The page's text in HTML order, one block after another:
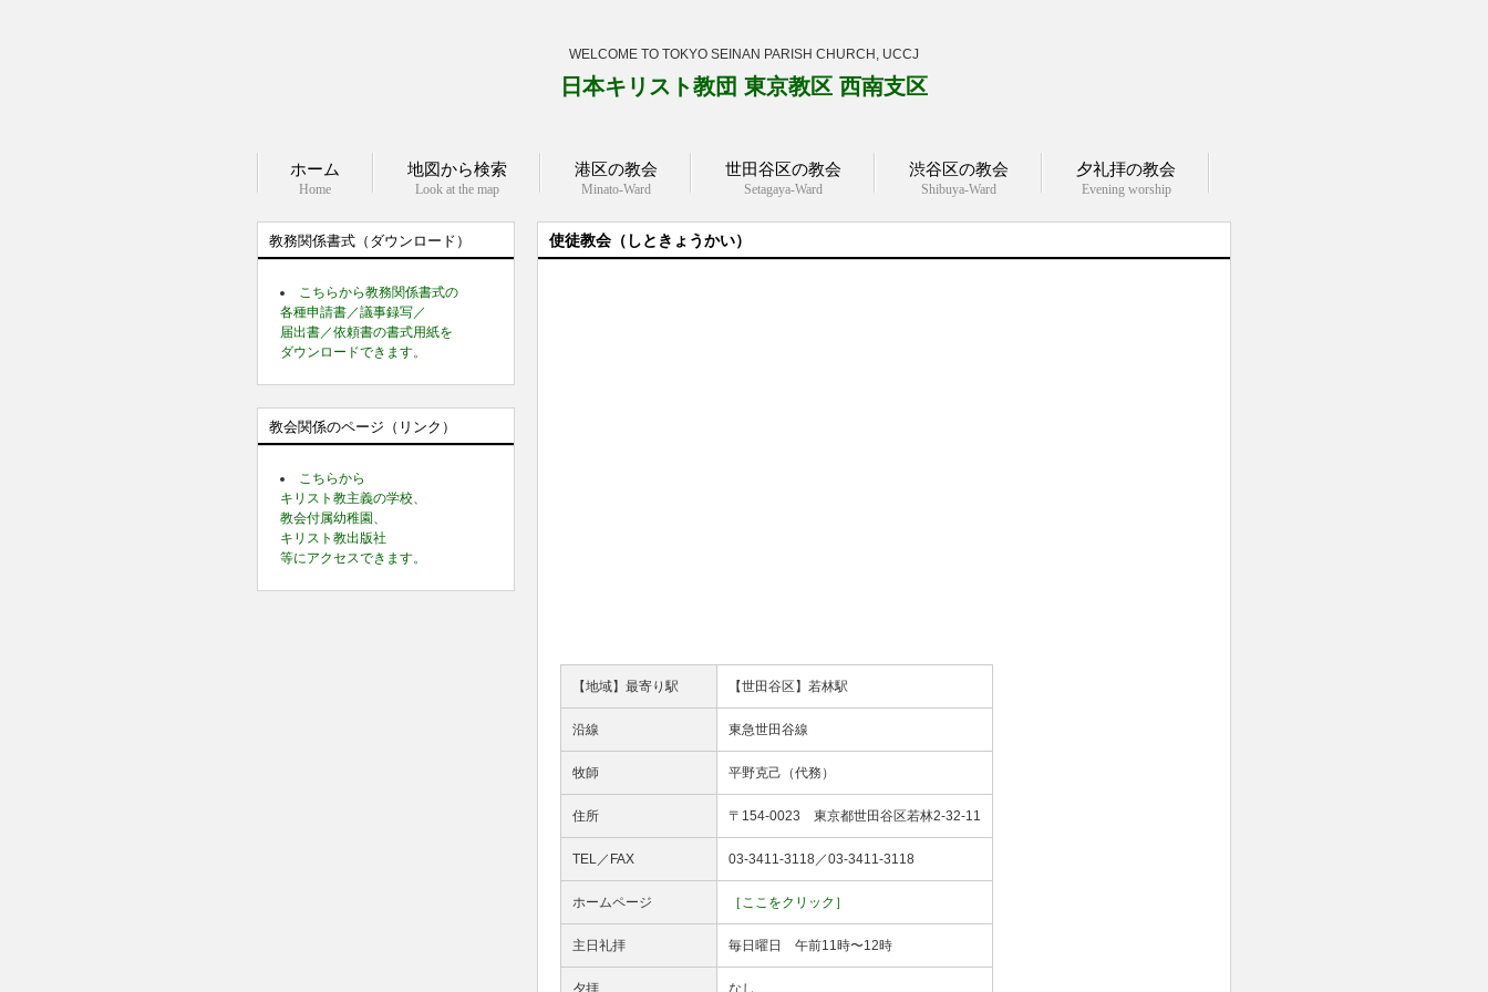
WELCOME TO TOKYO SEINAN PARISH CHURCH, UCCJ
日本キリスト教団 東京教区 西南支区
ホーム
Home
地図から検索
Look at the map
港区の教会
Minato-Ward
世田谷区の教会
Setagaya-Ward
渋谷区の教会
Shibuya-Ward
夕礼拝の教会
Evening worship
使徒教会（しときょうかい）
【地域】最寄り駅 【世田谷区】若林駅
沿線 東急世田谷線
牧師 平野克己（代務）
住所 〒154-0023 東京都世田谷区若林2-32-11
TEL／FAX 03-3411-3118／03-3411-3118
ホームページ ［ここをクリック］
主日礼拝 毎日曜日 午前11時〜12時
夕拝 なし
教務関係書式（ダウンロード）
こちらから教務関係書式の
各種申請書／議事録写／
届出書／依頼書の書式用紙を
ダウンロードできます。
教会関係のページ（リンク）
こちらから
キリスト教主義の学校、
教会付属幼稚園、
キリスト教出版社
等にアクセスできます。